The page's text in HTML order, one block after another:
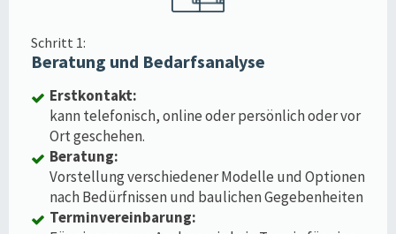
Schritt 1:
Beratung und Bedarfsanalyse
Erstkontakt:
kann telefonisch, online oder persönlich oder vor
Ort geschehen.
Beratung:
Vorstellung verschiedener Modelle und Optionen
nach Bedürfnissen und baulichen Gegebenheiten
Terminvereinbarung: